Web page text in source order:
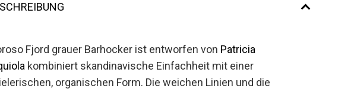
Fjord grauer Barhocker ist entworfen von Patricia
kombiniert skandinavische Einfachheit mit einer
organischen Form. Die weichen Linien und die